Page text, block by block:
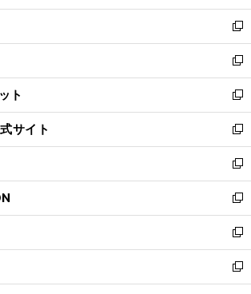
開
く
ウ
で
開
く
ン
ド
ウ
で
開
く
ウ
ィ
ン
ド
ウ
で
開
く
新
し
い
ウ
ィ
ン
ド
ウ
で
開
く
新
し
い
ウ
ィ
ン
ド
ウ
で
開
く
ト
新
し
い
ウ
ィ
ン
ド
ウ
で
開
く
サイト
新
し
い
ウ
ィ
ン
ド
ウ
で
開
新
し
い
ウ
ィ
ン
ド
ウ
新
し
い
ウ
ィ
ン
新
し
い
ウ
新
し